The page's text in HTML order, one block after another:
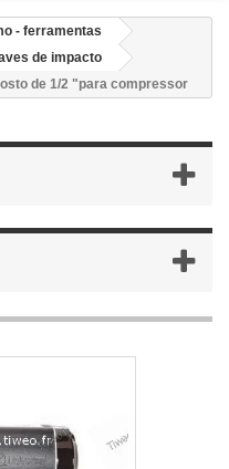
- ferramentas
de impacto
de 1/2 "para compressor